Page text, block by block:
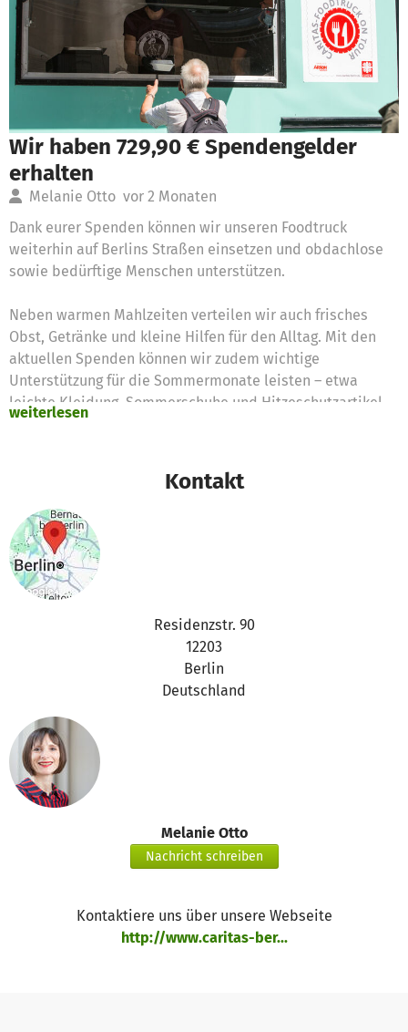
Wir haben 729,90 € Spendengelder
erhalten
Melanie Otto vor 2 Monaten
Dank eurer Spenden können wir unseren Foodtruck
weiterhin auf Berlins Straßen einsetzen und obdachlose
sowie bedürftige Menschen unterstützen.
Neben warmen Mahlzeiten verteilen wir auch frisches
Obst, Getränke und kleine Hilfen für den Alltag. Mit den
aktuellen Spenden können wir zudem wichtige
Unterstützung für die Sommermonate leisten – etwa
leichte Kleidung, Sommerschuhe und Hitzeschutzartikel
Menschen ohne Obdach besonders wichtig.
Herzlichen Dank für eure Unterstützung!
weiterlesen
Kontakt
Residenzstr. 90
12203
Berlin
Deutschland
Melanie Otto
Nachricht schreiben
Kontaktiere uns über unsere Webseite
http://www.caritas-ber...